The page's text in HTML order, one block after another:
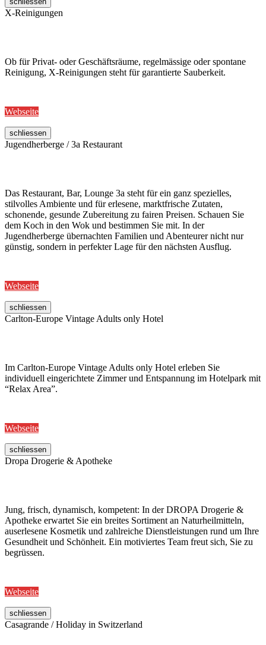
X-Reinigungen
Ob für Privat- oder Geschäftsräume, regelmässige oder spontane
Reinigung, X-Reinigungen steht für garantierte Sauberkeit.
Webseite
schliessen
Jugendherberge / 3a Restaurant
Das Restaurant, Bar, Lounge 3a steht für ein ganz spezielles,
stilvolles Ambiente und für erlesene, marktfrische Zutaten,
schonende, gesunde Zubereitung zu fairen Preisen. Schauen Sie
dem Koch in den Wok und bestimmen Sie mit. In der
Jugendherberge übernachten Familien und Abenteurer nicht nur
günstig, sondern in perfekter Lage für den nächsten Ausflug.
Webseite
schliessen
Carlton-Europe Vintage Adults only Hotel
Im Carlton-Europe Vintage Adults only Hotel erleben Sie
individuell eingerichtete Zimmer und Entspannung im Hotelpark mit
“Relax Area”.
Webseite
schliessen
Dropa Drogerie & Apotheke
Jung, frisch, dynamisch, kompetent: In der DROPA Drogerie &
Apotheke erwartet Sie ein breites Sortiment an Naturheilmitteln,
auserlesene Kosmetik und zahlreiche Dienstleistungen rund um Ihre
Gesundheit und Schönheit. Ein motiviertes Team freut sich, Sie zu
begrüssen.
Webseite
schliessen
Casagrande / Holiday in Switzerland